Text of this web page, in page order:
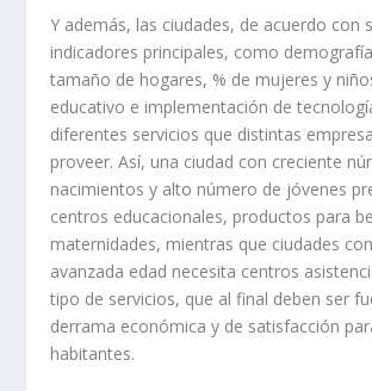
Y además, las ciudades, de acuerdo con
indicadores principales, como
tamaño de hogares, % de mujeres y
educativo e implementación de
diferentes servicios que distintas
proveer. Así, una ciudad con creciente
nacimientos y alto número de jóvenes
centros educacionales, productos para
maternidades, mientras que ciudades
avanzada edad necesita centros
tipo de servicios, que al final deben ser
derrama económica y de satisfacción
habitantes.